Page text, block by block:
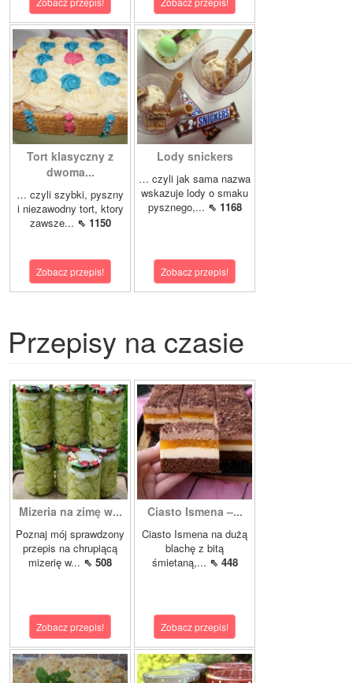
Tort klasyczny z
dwoma...
… czyli szybki, pyszny
i niezawodny tort, ktory
zawsze... ⇖ 1150
Zobacz przepis!
Lody snickers
… czyli jak sama nazwa
wskazuje lody o smaku
pysznego,... ⇖ 1168
Zobacz przepis!
Przepisy na czasie
Mizeria na zimę w...
Poznaj mój sprawdzony
przepis na chrupiącą
mizerię w... ⇖ 508
Zobacz przepis!
Ciasto Ismena –...
Ciasto Ismena na dużą
blachę z bitą
śmietaną,... ⇖ 448
Zobacz przepis!